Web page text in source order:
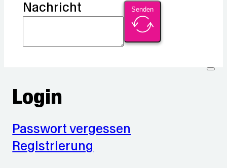
Nachricht Senden
Login
Passwort vergessen
Registrierung